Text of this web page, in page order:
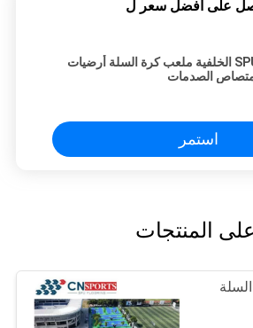
على افضل سعر ل
SPU الخلفية ملعب كرة السلة أرضيات
الصدمات
استمر
المنتجات